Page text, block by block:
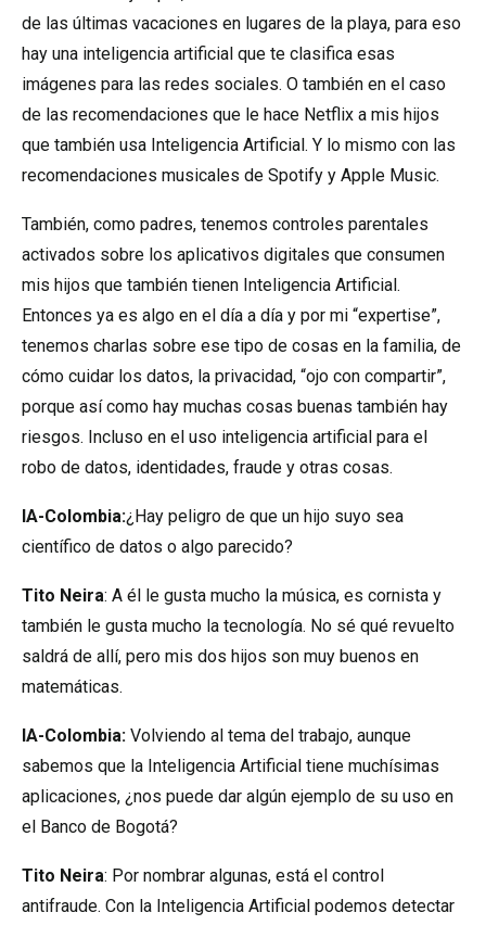
de las últimas vacaciones en lugares de la playa, para eso
hay una inteligencia artificial que te clasifica esas
imágenes para las redes sociales. O también en el caso
de las recomendaciones que le hace Netflix a mis hijos
que también usa Inteligencia Artificial. Y lo mismo con las
recomendaciones musicales de Spotify y Apple Music.
También, como padres, tenemos controles parentales
activados sobre los aplicativos digitales que consumen
mis hijos que también tienen Inteligencia Artificial.
Entonces ya es algo en el día a día y por mi “expertise”,
tenemos charlas sobre ese tipo de cosas en la familia, de
cómo cuidar los datos, la privacidad, “ojo con compartir”,
porque así como hay muchas cosas buenas también hay
riesgos. Incluso en el uso inteligencia artificial para el
robo de datos, identidades, fraude y otras cosas.
IA-Colombia:¿Hay peligro de que un hijo suyo sea
científico de datos o algo parecido?
Tito Neira: A él le gusta mucho la música, es cornista y
también le gusta mucho la tecnología. No sé qué revuelto
saldrá de allí, pero mis dos hijos son muy buenos en
matemáticas.
IA-Colombia: Volviendo al tema del trabajo, aunque
sabemos que la Inteligencia Artificial tiene muchísimas
aplicaciones, ¿nos puede dar algún ejemplo de su uso en
el Banco de Bogotá?
Tito Neira: Por nombrar algunas, está el control
antifraude. Con la Inteligencia Artificial podemos detectar